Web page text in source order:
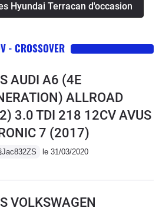
Hyundai Terracan d'occasion
- CROSSOVER
AUDI A6 (4E
ALLROAD
3.0 TDI 218 12CV AVUS
7 (2017)
le 31/03/2020
VOLKSWAGEN